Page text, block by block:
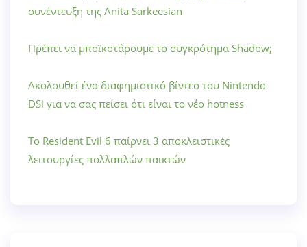
συνέντευξη της Anita Sarkeesian
Πρέπει να μποϊκοτάρουμε το συγκρότημα Shadow;
Ακολουθεί ένα διαφημιστικό βίντεο του Nintendo
DSi για να σας πείσει ότι είναι το νέο hotness
Το Resident Evil 6 παίρνει 3 αποκλειστικές
λειτουργίες πολλαπλών παικτών